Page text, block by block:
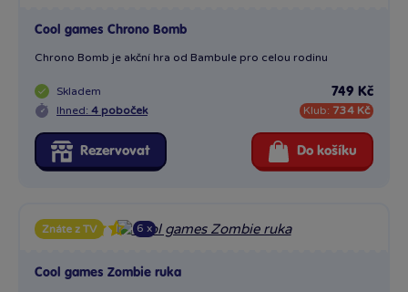
Cool games Chrono Bomb
Chrono Bomb je akční hra od Bambule pro celou rodinu
Skladem
Ihned: 4 poboček
749 Kč
Klub: 734 Kč
Rezervovat Do košíku
6 x
Znáte z TV
Cool games Zombie ruka